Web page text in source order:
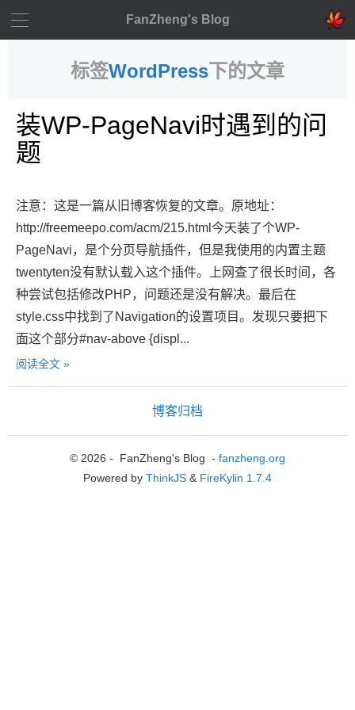
FanZheng's Blog
标签WordPress下的文章
装WP-PageNavi时遇到的问
题
注意：这是一篇从旧博客恢复的文章。原地址：
http://freemeepo.com/acm/215.html今天装了个WP-
PageNavi，是个分页导航插件，但是我使用的内置主题
twentyten没有默认载入这个插件。上网查了很长时间，各
种尝试包括修改PHP，问题还是没有解决。最后在
style.css中找到了Navigation的设置项目。发现只要把下
面这个部分#nav-above {displ...
阅读全文 »
博客归档
© 2026 - FanZheng's Blog - fanzheng.org
Powered by ThinkJS & FireKylin 1.7.4